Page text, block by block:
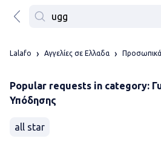
Lalafo Αγγελίες σε Ελλαδα Προσωπικά
Popular requests in category:
Υπόδησης
all star